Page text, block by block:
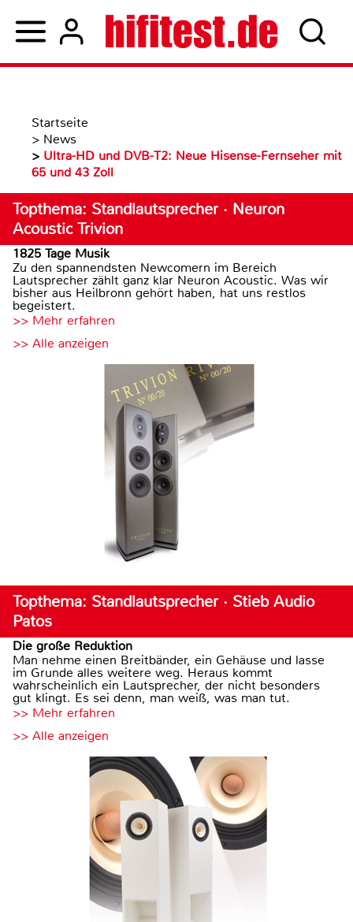
Startseite
> News
> Ultra-HD und DVB-T2: Neue Hisense-Fernseher mit
65 und 43 Zoll
Topthema: Standlautsprecher · Neuron
Acoustic Trivion
1825 Tage Musik
Zu den spannendsten Newcomern im Bereich
Lautsprecher zählt ganz klar Neuron Acoustic. Was wir
bisher aus Heilbronn gehört haben, hat uns restlos
begeistert.
>> Mehr erfahren
>> Alle anzeigen
Topthema: Standlautsprecher · Stieb Audio
Patos
Die große Reduktion
Man nehme einen Breitbänder, ein Gehäuse und lasse
im Grunde alles weitere weg. Heraus kommt
wahrscheinlich ein Lautsprecher, der nicht besonders
gut klingt. Es sei denn, man weiß, was man tut.
>> Mehr erfahren
>> Alle anzeigen